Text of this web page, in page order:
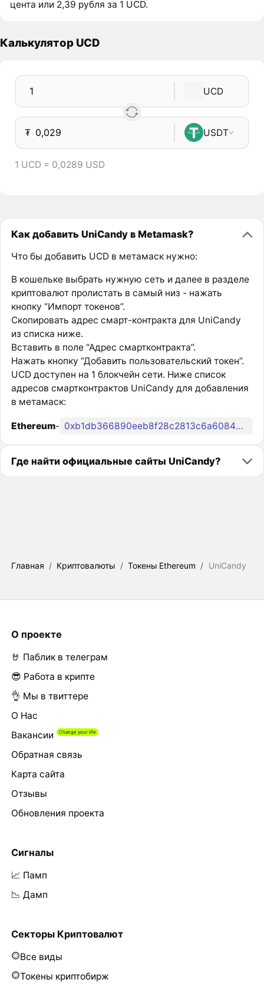
цента или 2,39 рубля за 1 UCD.
Калькулятор UCD
UCD
₮ USDT
1 UCD = 0,0289 USD
Как добавить UniCandy в Metamask?
Что бы добавить UCD в метамаск нужно:
В кошельке выбрать нужную сеть и далее в разделе
криптовалют пролистать в самый низ - нажать
кнопку “Импорт токенов”.
Скопировать адрес смарт-контракта для UniCandy
из списка ниже.
Вставить в поле “Адрес смартконтракта”.
Нажать кнопку “Добавить пользовательский токен”.
UCD доступен на 1 блокчейн сети. Ниже список
адресов смартконтрактов UniCandy для добавления
в метамаск:
Ethereum- 0xb1db366890eeb8f28c2813c6a6084353e0b90713
Где найти официальные сайты UniCandy?
Главная / Криптовалюты / Токены Ethereum / UniCandy
О проекте
🤘 Паблик в телеграм
😎 Работа в крипте
👌 Мы в твиттере
О Нас
Вакансии
Обратная связь
Карта сайта
Отзывы
Обновления проекта
Сигналы
📈 Памп
📉 Дамп
Секторы Криптовалют
Все виды
Токены криптобирж